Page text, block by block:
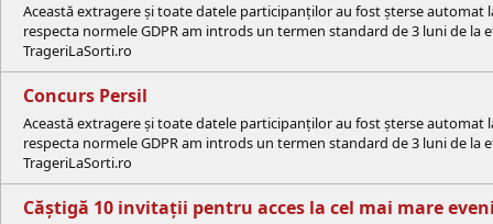
Această extragere și toate datele participanților au fost șterse
respecta normele GDPR am introds un termen standard de 3 luni de
TrageriLaSorti.ro
Concurs Persil
Această extragere și toate datele participanților au fost șterse
respecta normele GDPR am introds un termen standard de 3 luni de
TrageriLaSorti.ro
Căștigă 10 invitații pentru acces la cel mai mare